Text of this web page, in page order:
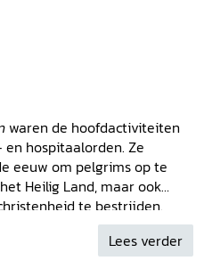
waren de hoofdactiviteiten
hospitaalorden. Ze
eeuw om pelgrims op te
Heilig Land, maar ook
te bestrijden.
in heel Europa, wat hen
maakte. In de Noordelijke
Lees verder